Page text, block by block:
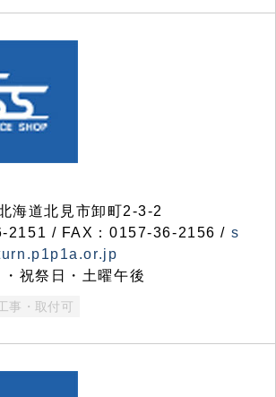
道北見市卸町2-3-2
2151 / FAX：0157-36-2156 / s
祝祭日・土曜午後
事・取付可